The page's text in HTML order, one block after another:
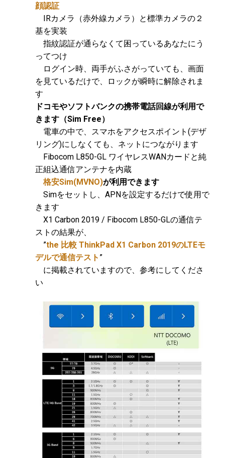
顔認証
IRカメラ（赤外線カメラ）と標準カメラの２
基を実装
指紋認証が通らなくて困っているあなたにう
ってつけ
ログイン時、両手がふさがっていても、画面
を見ているだけで、ロックが瞬時に解除されま
す
ドコモやソフトバンクの携帯電話回線が利用で
きます（Sim Free）
電車の中で、スマホをアクセスポイント(デザ
リング)にしなくても、ネットにつながります
Fibocom L850-GL ワイヤレスWANカードと純
正組込通信アンテナを内蔵
格安Sim(MVNO)が利用できます
Simをセットし、APNを設定するだけで使用で
きます
X1 Carbon 2019 / Fibocom L850-GLの通信テ
ストの結果が、
”the 比較 ThinkPad X1 Carbon 2019のLTEモ
デルで通信テスト ”
に掲載されていますので、参考にしてくださ
い